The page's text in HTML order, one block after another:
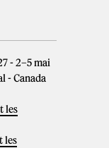
- 2–5 mai
- Canada
les
les